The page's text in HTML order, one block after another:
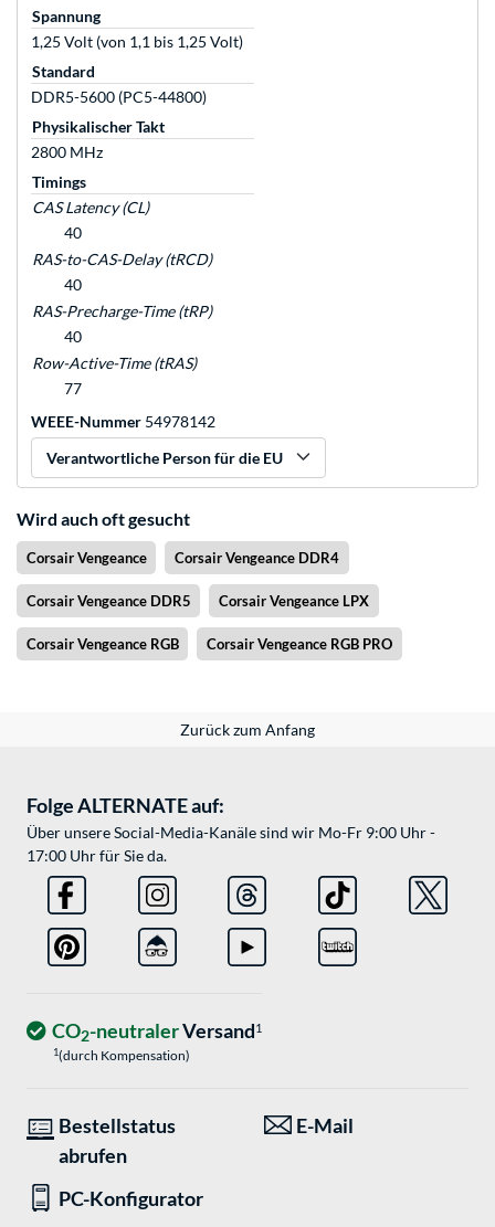
Spannung
1,25 Volt (von 1,1 bis 1,25 Volt)
Standard
DDR5-5600 (PC5-44800)
Physikalischer Takt
2800 MHz
Timings
CAS Latency (CL)
40
RAS-to-CAS-Delay (tRCD)
40
RAS-Precharge-Time (tRP)
40
Row-Active-Time (tRAS)
77
WEEE-Nummer 54978142
Verantwortliche Person für die EU
Wird auch oft gesucht
Corsair Vengeance Corsair Vengeance DDR4
Corsair Vengeance DDR5 Corsair Vengeance LPX
Corsair Vengeance RGB Corsair Vengeance RGB PRO
Zurück zum Anfang
Folge ALTERNATE auf:
Über unsere Social-Media-Kanäle sind wir Mo-Fr 9:00 Uhr -
17:00 Uhr für Sie da.
CO2-neutralerVersand1
1(durch Kompensation)
Bestellstatus
abrufen
E-Mail
PC-Konfigurator